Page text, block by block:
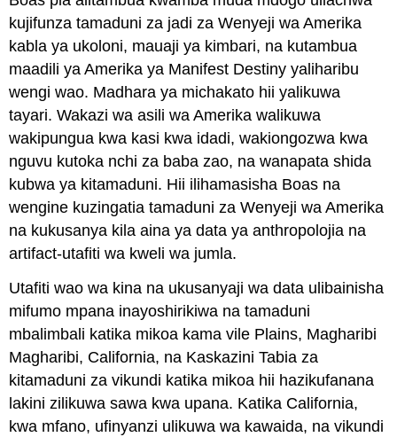
kujifunza tamaduni za jadi za Wenyeji wa Amerika
kabla ya ukoloni, mauaji ya kimbari, na kutambua
maadili ya Amerika ya Manifest Destiny yaliharibu
wengi wao. Madhara ya michakato hii yalikuwa
tayari. Wakazi wa asili wa Amerika walikuwa
wakipungua kwa kasi kwa idadi, wakiongozwa kwa
nguvu kutoka nchi za baba zao, na wanapata shida
kubwa ya kitamaduni. Hii ilihamasisha Boas na
wengine kuzingatia tamaduni za Wenyeji wa Amerika
na kukusanya kila aina ya data ya anthropolojia na
artifact-utafiti wa kweli wa jumla.
Utafiti wao wa kina na ukusanyaji wa data ulibainisha
mifumo mpana inayoshirikiwa na tamaduni
mbalimbali katika mikoa kama vile Plains, Magharibi
Magharibi, California, na Kaskazini Tabia za
kitamaduni za vikundi katika mikoa hii hazikufanana
lakini zilikuwa sawa kwa upana. Katika California,
kwa mfano, ufinyanzi ulikuwa wa kawaida, na vikundi